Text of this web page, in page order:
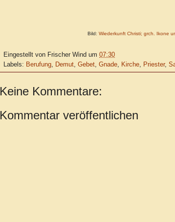
Bild: Wiederkunft Christi; grch. Ikone
Eingestellt von Frischer Wind um 07:30
Labels: Berufung, Demut, Gebet, Gnade, Kirche, Priester,
Keine Kommentare:
Kommentar veröffentlichen